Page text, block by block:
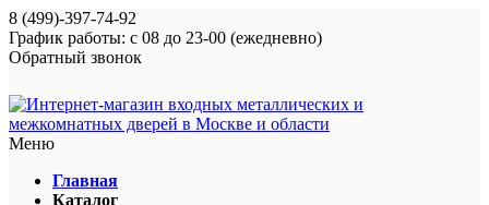
8 (499)-397-74-92
График работы: с 08 до 23-00 (ежедневно)
Обратный звонок
Меню
Главная
Каталог